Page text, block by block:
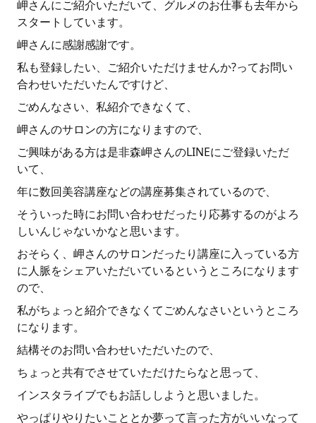
岬さんにご紹介いただいて、グルメのお仕事も去年から
スタートしています。
岬さんに感謝感謝です。
私も登録したい、ご紹介いただけませんか?ってお問い
合わせいただいたんですけど、
ごめんなさい、私紹介できなくて、
岬さんのサロンの方になりますので、
ご興味がある方は是非森岬さんのLINEにご登録いただ
いて、
年に数回美容講座などの講座募集されているので、
そういった時にお問い合わせだったり応募するのがよろ
しいんじゃないかなと思います。
おそらく、岬さんのサロンだったり講座に入っている方
に人脈をシェアいただいているというところになります
ので、
私がちょっと紹介できなくてごめんなさいというところ
になります。
結構そのお問い合わせいただいたので、
ちょっと共有でさせていただけたらなと思って、
インスタライブでもお話ししようと思いました。
やっぱりやりたいこととか夢って言った方がいいなって